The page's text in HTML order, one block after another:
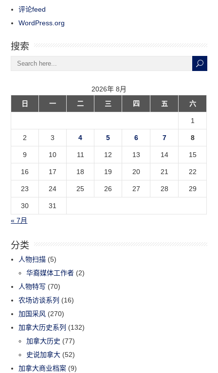
评论feed
WordPress.org
搜索
2026年 8月
日
一 二 三 四 五 六
1
2 3 4 5 6 7 8
9 10 11 12 13 14 15
16 17 18 19 20 21 22
23 24 25 26 27 28 29
30
31
« 7月
分类
人物扫描 (5)
华裔媒体工作者 (2)
人物特写 (70)
农场访谈系列 (16)
加国采风 (270)
加拿大历史系列 (132)
加拿大历史 (77)
史说加拿大 (52)
加拿大商业档案 (9)